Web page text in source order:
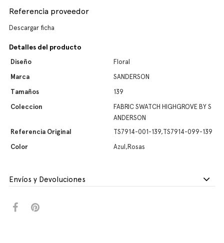
Referencia proveedor
Descargar ficha
Detalles del producto
Diseño
Floral
Marca
SANDERSON
Tamaños
139
Coleccion
FABRIC SWATCH HIGHGROVE BY S
ANDERSON
Referencia Original
TS7914-001-139,TS7914-099-139
Color
Azul,Rosas
Envíos y Devoluciones